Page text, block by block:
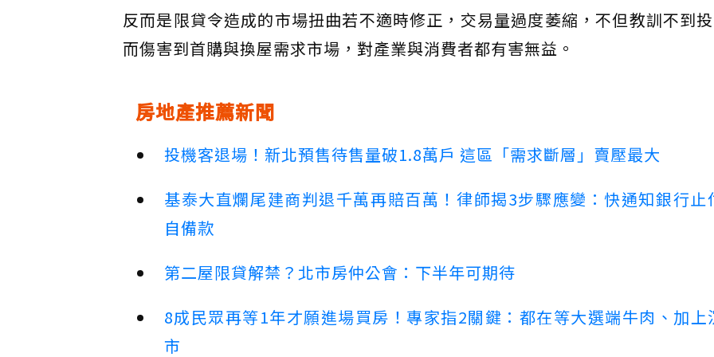
反而是限貸令造成的市場扭曲若不適時修正，交易量過度萎縮，不但教訓不到
而傷害到首購與換屋需求市場，對產業與消費者都有害無益。
房地產推薦新聞
投機客退場！新北預售待售量破1.8萬戶 這區「需求斷層」賣壓最大
基泰大直爛尾建商判退千萬再賠百萬！律師揭3步驟應變：快通知銀行止
自備款
第二屋限貸解禁？北市房仲公會：下半年可期待
8成民眾再等1年才願進場買房！專家指2關鍵：都在等大選端牛肉、加上
市